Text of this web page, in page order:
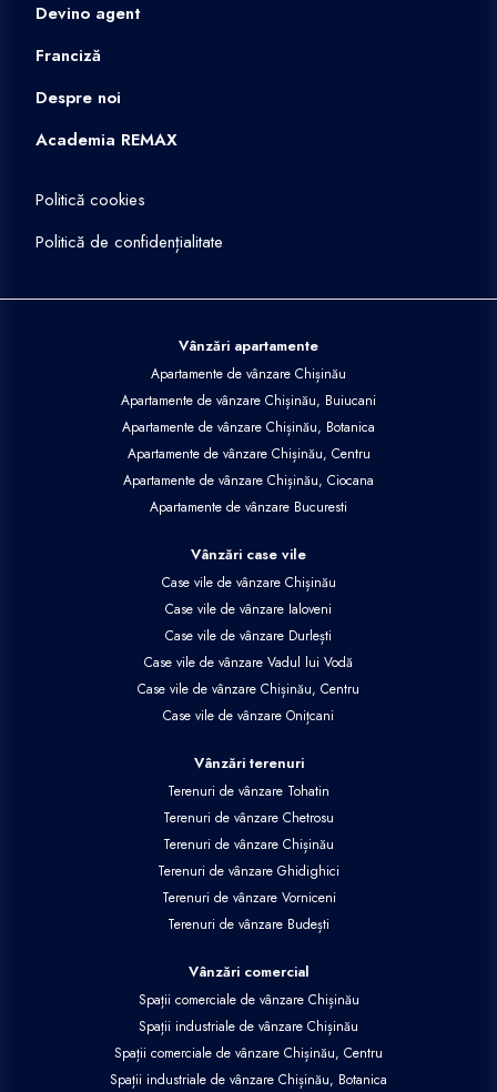
Devino agent
Franciză
Despre noi
Academia REMAX
Politică cookies
Politică de confidențialitate
Vânzări apartamente
Apartamente de vânzare Chișinău
Apartamente de vânzare Chișinău, Buiucani
Apartamente de vânzare Chișinău, Botanica
Apartamente de vânzare Chișinău, Centru
Apartamente de vânzare Chișinău, Ciocana
Apartamente de vânzare Bucuresti
Vânzări case vile
Case vile de vânzare Chișinău
Case vile de vânzare Ialoveni
Case vile de vânzare Durlești
Case vile de vânzare Vadul lui Vodă
Case vile de vânzare Chișinău, Centru
Case vile de vânzare Onițcani
Vânzări terenuri
Terenuri de vânzare Tohatin
Terenuri de vânzare Chetrosu
Terenuri de vânzare Chișinău
Terenuri de vânzare Ghidighici
Terenuri de vânzare Vorniceni
Terenuri de vânzare Budești
Vânzări comercial
Spații comerciale de vânzare Chișinău
Spații industriale de vânzare Chișinău
Spații comerciale de vânzare Chișinău, Centru
Spații industriale de vânzare Chișinău, Botanica